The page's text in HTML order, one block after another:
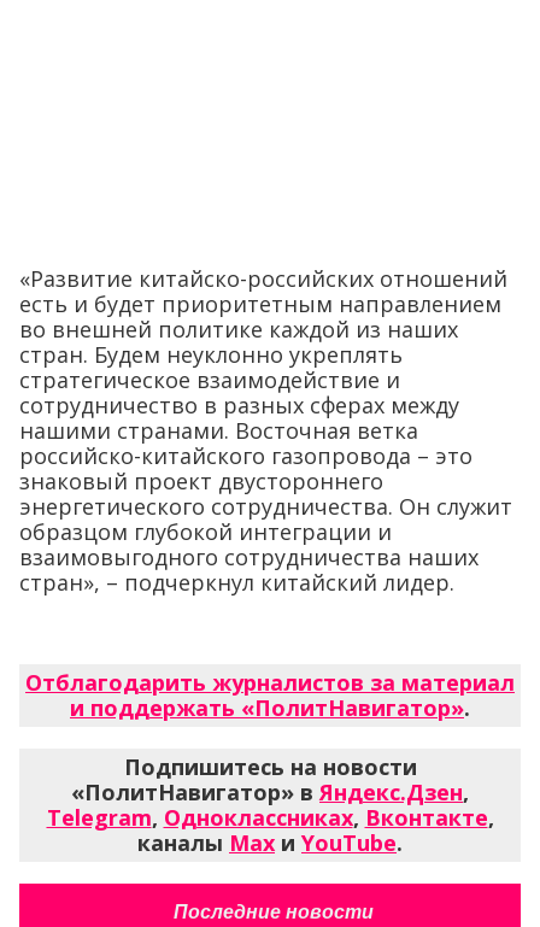
«Развитие китайско-российских отношений
есть и будет приоритетным направлением
во внешней политике каждой из наших
стран. Будем неуклонно укреплять
стратегическое взаимодействие и
сотрудничество в разных сферах между
нашими странами. Восточная ветка
российско-китайского газопровода – это
знаковый проект двустороннего
энергетического сотрудничества. Он служит
образцом глубокой интеграции и
взаимовыгодного сотрудничества наших
стран», – подчеркнул китайский лидер.
Отблагодарить журналистов за материал
и поддержать «ПолитНавигатор».
Подпишитесь на новости
«ПолитНавигатор» в Яндекс.Дзен,
Telegram, Одноклассниках, Вконтакте,
каналы Max и YouTube.
Последние новости